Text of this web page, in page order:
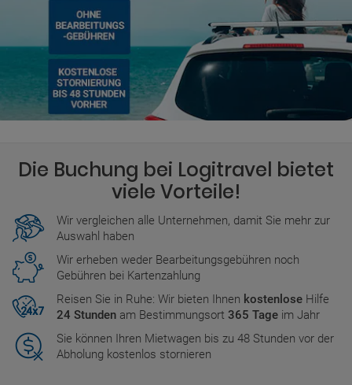
Die Buchung bei Logitravel bietet
viele Vorteile!
Wir vergleichen alle Unternehmen, damit Sie mehr zur
Auswahl haben
Wir erheben weder Bearbeitungsgebühren noch
Gebühren bei Kartenzahlung
Reisen Sie in Ruhe: Wir bieten Ihnen kostenlose Hilfe
24 Stunden am Bestimmungsort 365 Tage im Jahr
Sie können Ihren Mietwagen bis zu 48 Stunden vor der
Abholung kostenlos stornieren